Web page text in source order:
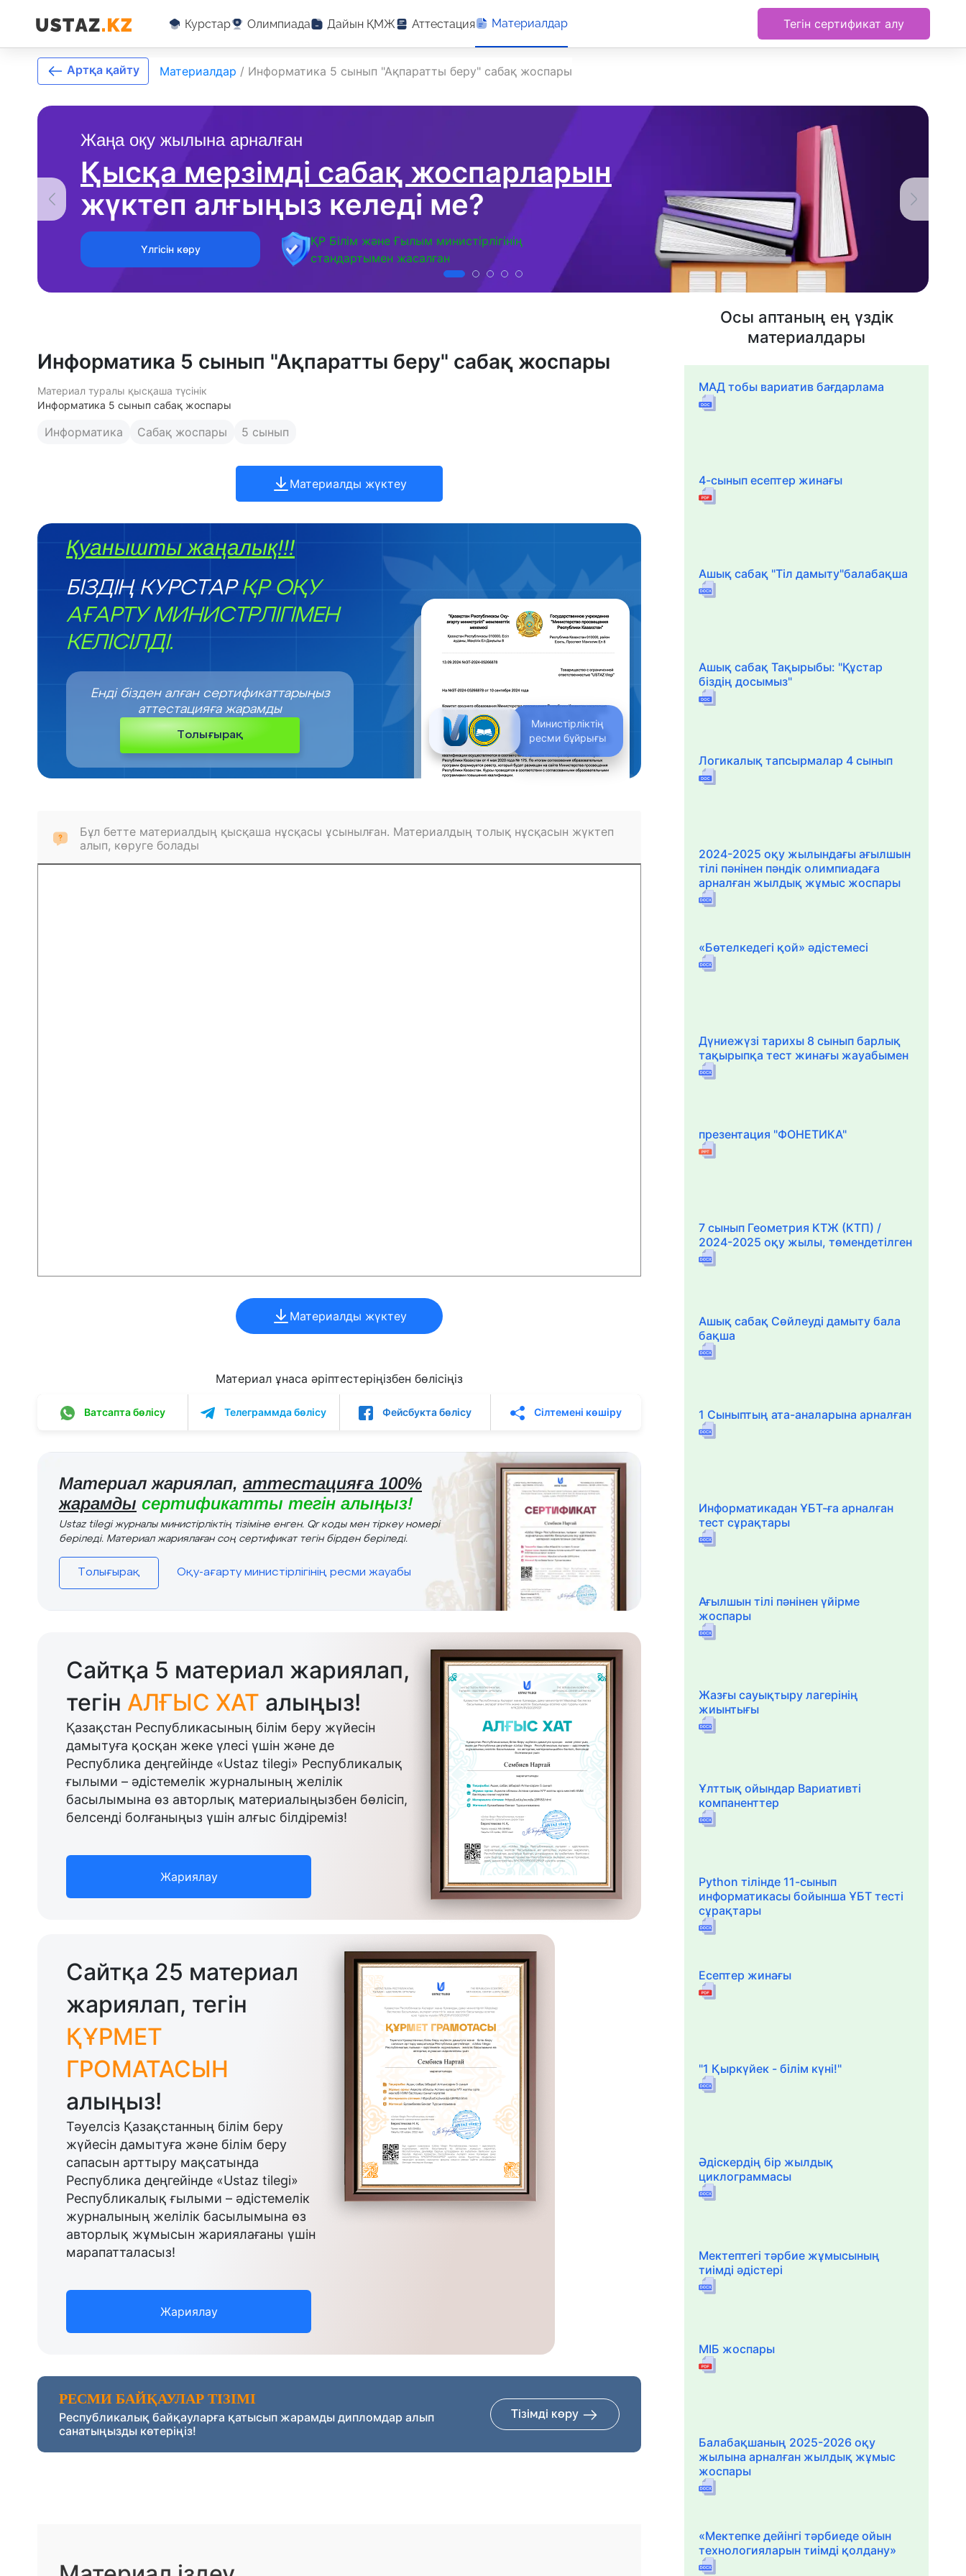
Курстар Олимпиада Дайын ҚМЖ Аттестация Материалдар Тегін сертификат алу
Жаңа оқу жылына арналған
Қысқа мерзімді сабақ жоспарларын
жүктеп алғыңыз келеді ме?
Үлгісін көру
ҚР Білім және Ғылым министірлігінің
стандартымен жасалған
Артқа қайту Материалдар / Информатика 5 сынып "Ақпаратты беру" сабақ жоспары
Информатика 5 сынып "Ақпаратты беру" сабақ жоспары
Материал туралы қысқаша түсінік
Информатика 5 сынып сабақ жоспары
Информатика Сабақ жоспары 5 сынып
Материалды жүктеу
Қуанышты жаңалық!!!
БІЗДІҢ КУРСТАР ҚР ОҚУ
АҒАРТУ МИНИСТРЛІГІМЕН
КЕЛІСІЛДІ.
Министірліктің
ресми бұйрығы
Енді бізден алған сертификаттарыңыз
аттестацияға жарамды
Толығырақ
Бұл бетте материалдың қысқаша нұсқасы ұсынылған. Материалдың толық нұсқасын жүктеп
алып, көруге болады
Материалды жүктеу
Материал ұнаса әріптестеріңізбен бөлісіңіз
Ватсапта бөлісу Телеграммда бөлісу Фейсбукта бөлісу Сілтемені көшіру
Материал жариялап, аттестацияға 100%
жарамды сертификатты тегін алыңыз!
Ustaz tilegi журналы министірліктің тізіміне енген. Qr коды мен тіркеу номері
беріледі. Материал жариялаған соң сертификат тегін бірден беріледі.
Толығырақ Оқу-ағарту министірлігінің ресми жауабы
Сайтқа 5 материал жариялап,
тегін АЛҒЫС ХАТ алыңыз!
Қазақстан Республикасының білім беру жүйесін
дамытуға қосқан жеке үлесі үшін және де
Республика деңгейінде «Ustaz tilegi» Республикалық
ғылыми – әдістемелік журналының желілік
басылымына өз авторлық материалыңызбен бөлісіп,
белсенді болғаныңыз үшін алғыс білдіреміз!
Жариялау
Сайтқа 25 материал
жариялап, тегін
ҚҰРМЕТ
ГРОМАТАСЫН
алыңыз!
Тәуелсіз Қазақстанның білім беру
жүйесін дамытуға және білім беру
сапасын арттыру мақсатында
Республика деңгейінде «Ustaz tilegi»
Республикалық ғылыми – әдістемелік
журналының желілік басылымына өз
авторлық жұмысын жариялағаны үшін
марапатталасыз!
Жариялау
РЕСМИ БАЙҚАУЛАР ТІЗІМІ
Республикалық байқауларға қатысып жарамды дипломдар алып
санатыңызды көтеріңіз!
Тізімді көру
Осы аптаның ең үздік
материалдары
МАД тобы вариатив бағдарлама
4-сынып есептер жинағы
Ашық сабақ "Тіл дамыту"балабақша
Ашық сабақ Тақырыбы: "Құстар
біздің досымыз"
Логикалық тапсырмалар 4 сынып
2024-2025 оқу жылындағы ағылшын
тілі пәнінен пәндік олимпиадаға
арналған жылдық жұмыс жоспары
«Бөтелкедегі қой» әдістемесі
Дүниежүзі тарихы 8 сынып барлық
тақырыпқа тест жинағы жауабымен
презентация "ФОНЕТИКА"
7 сынып Геометрия КТЖ (КТП) /
2024-2025 оқу жылы, төмендетілген
Ашық сабақ Сөйлеуді дамыту бала
бақша
1 Сыныптың ата-аналарына арналған
Информатикадан ҰБТ-ға арналған
тест сұрақтары
Ағылшын тілі пәнінен үйірме
жоспары
Жазғы сауықтыру лагерінің
жиынтығы
Ұлттық ойындар Вариативті
компаненттер
Python тілінде 11-сынып
информатикасы бойынша ҰБТ тесті
сұрақтары
Есептер жинағы
"1 Қыркүйек - білім күні!"
Әдіскердің бір жылдық
циклограммасы
Мектептегі тәрбие жұмысының
тиімді әдістері
МІБ жоспары
Балабақшаның 2025-2026 оқу
жылына арналған жылдық жұмыс
жоспары
«Мектепке дейінгі тәрбиеде ойын
технологияларын тиімді қолдану»